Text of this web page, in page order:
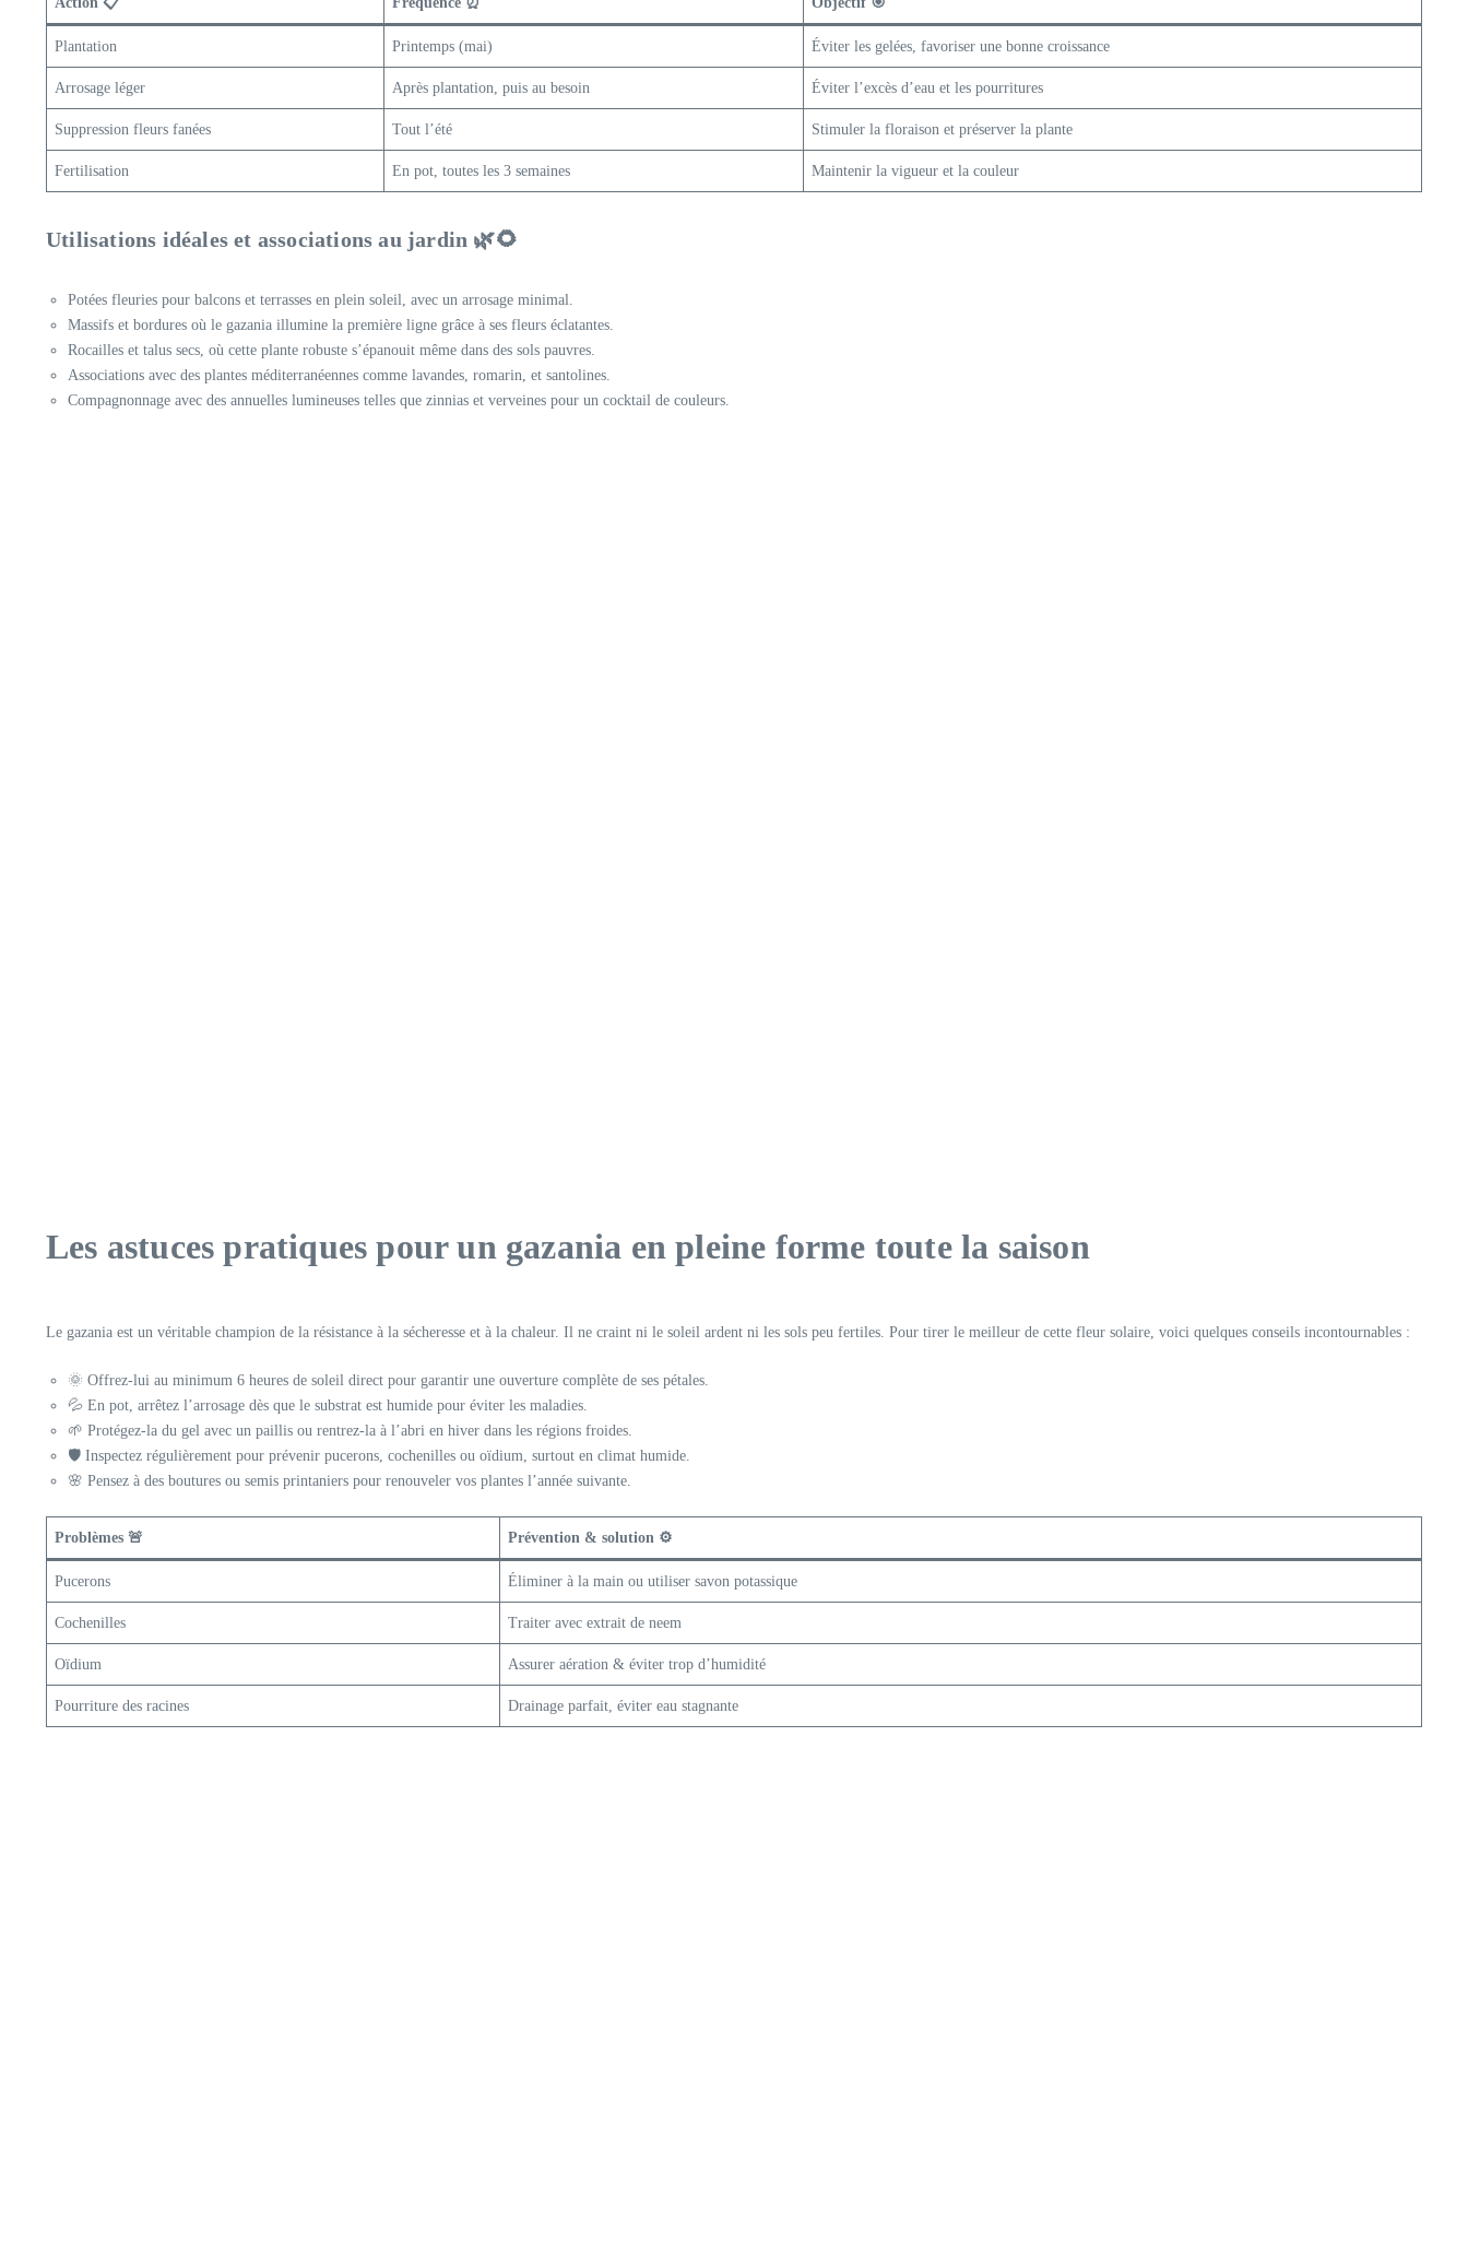
Plantation Printemps (mai) Éviter les gelées, favoriser une bonne croissance
Arrosage léger Après plantation, puis au besoin Éviter l’excès d’eau et les pourritures
Suppression fleurs fanées Tout l’été Stimuler la floraison et préserver la plante
Fertilisation En pot, toutes les 3 semaines Maintenir la vigueur et la couleur
Utilisations idéales et associations au jardin 🌿🌻
Potées fleuries pour balcons et terrasses en plein soleil, avec un arrosage minimal.
Massifs et bordures où le gazania illumine la première ligne grâce à ses fleurs éclatantes.
Rocailles et talus secs, où cette plante robuste s’épanouit même dans des sols pauvres.
Associations avec des plantes méditerranéennes comme lavandes, romarin, et santolines.
Compagnonnage avec des annuelles lumineuses telles que zinnias et verveines pour un cocktail de couleurs.
Les astuces pratiques pour un gazania en pleine forme toute la saison
Le gazania est un véritable champion de la résistance à la sécheresse et à la chaleur. Il ne craint ni le soleil ardent ni les sols peu fertiles. Pour tirer le meilleur de cette fleur solaire, voici quelques conseils incontournables :
🌞 Offrez-lui au minimum 6 heures de soleil direct pour garantir une ouverture complète de ses pétales.
💦 En pot, arrêtez l’arrosage dès que le substrat est humide pour éviter les maladies.
🌱 Protégez-la du gel avec un paillis ou rentrez-la à l’abri en hiver dans les régions froides.
🛡️ Inspectez régulièrement pour prévenir pucerons, cochenilles ou oïdium, surtout en climat humide.
🌸 Pensez à des boutures ou semis printaniers pour renouveler vos plantes l’année suivante.
Problèmes 🚨 Prévention & solution ⚙️
Pucerons Éliminer à la main ou utiliser savon potassique
Cochenilles Traiter avec extrait de neem
Oïdium Assurer aération & éviter trop d’humidité
Pourriture des racines Drainage parfait, éviter eau stagnante